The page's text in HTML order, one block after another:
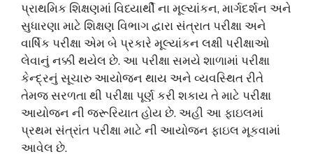
પ્રાથમિક શિક્ષણમાં વિધ્યાર્થી ના મૂલ્યાંકન, માર્ગદર્શન અને
સુધારણા માટે શિક્ષણ વિભાગ દ્વારા સંત્રાત પરીક્ષા અને
વાર્ષિક પરીક્ષા એમ બે પ્રકારે મૂલ્યાંકન લક્ષી પરીક્ષાઓ
લેવાનું નક્કી થયેલ છે. આ પરીક્ષા સમયે શાળામાં પરીક્ષા
કેન્દ્રનું સૂચારુ આયોજન થાય અને વ્યવસ્થિત રીતે
તેમજ સરળતા થી પરીક્ષા પૂર્ણ કરી શકાય તે માટે પરીક્ષા
આયોજન ની જરૂરિયાત હોય છે. અહી આ ફાઇલમાં
પ્રથમ સંત્રાંત પરીક્ષા માટે ની આયોજન ફાઇલ મૂકવામાં
આવેલ છે.